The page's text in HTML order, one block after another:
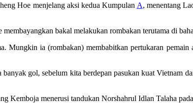
Hoe menjelang aksi kedua Kumpulan A, menentang
bakal melakukan rombakan terutama di
Mungkin ia (rombakan) membabitkan pertukaran pemain
gol, sebelum kita berdepan pasukan kuat Vietnam
Kemboja menerusi tandukan Norshahrul Idlan Talaha